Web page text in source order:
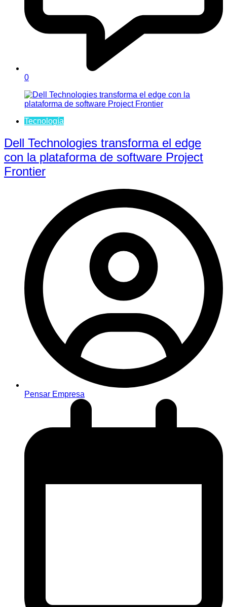
0
Tecnología
Dell Technologies transforma el edge
con la plataforma de software Project
Frontier
Pensar Empresa